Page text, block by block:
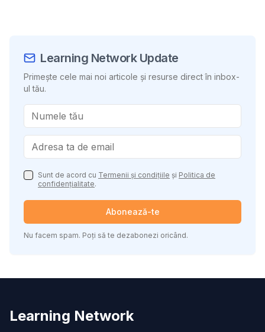
Learning Network Update
Primește cele mai noi articole și resurse direct în inbox-
ul tău.
Sunt de acord cu Termenii și condițiile și Politica de
confidențialitate.
Abonează-te
Nu facem spam. Poți să te dezabonezi oricând.
Learning Network